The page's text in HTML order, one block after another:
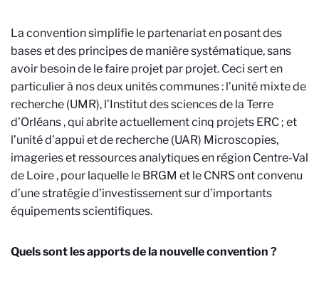
La convention simplifie le partenariat en posant des
bases et des principes de manière systématique, sans
avoir besoin de le faire projet par projet. Ceci sert en
particulier à nos deux unités communes : l’unité mixte de
recherche (UMR), l’Institut des sciences de la Terre
d’Orléans , qui abrite actuellement cinq projets ERC ; et
l’unité d’appui et de recherche (UAR) Microscopies,
imageries et ressources analytiques en région Centre-Val
de Loire , pour laquelle le BRGM et le CNRS ont convenu
d’une stratégie d’investissement sur d’importants
équipements scientifiques.
Quels sont les apports de la nouvelle convention ?